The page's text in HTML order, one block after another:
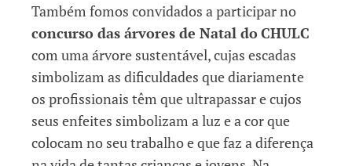
Também fomos convidados a participar no
concurso das árvores de Natal do CHULC
com uma árvore sustentável, cujas escadas
simbolizam as dificuldades que diariamente
os profissionais têm que ultrapassar e cujos
seus enfeites simbolizam a luz e a cor que
colocam no seu trabalho e que faz a diferença